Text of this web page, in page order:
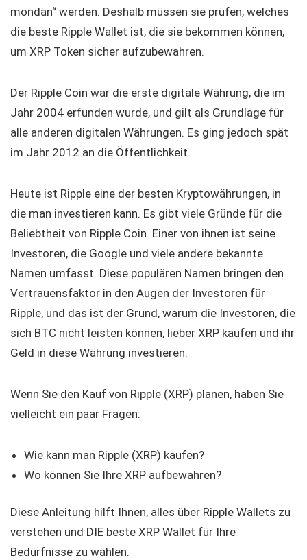
mondän“ werden. Deshalb müssen sie prüfen, welches
die beste Ripple Wallet ist, die sie bekommen können,
um XRP Token sicher aufzubewahren.
Der Ripple Coin war die erste digitale Währung, die im
Jahr 2004 erfunden wurde, und gilt als Grundlage für
alle anderen digitalen Währungen. Es ging jedoch spät
im Jahr 2012 an die Öffentlichkeit.
Heute ist Ripple eine der besten Kryptowährungen, in
die man investieren kann. Es gibt viele Gründe für die
Beliebtheit von Ripple Coin. Einer von ihnen ist seine
Investoren, die Google und viele andere bekannte
Namen umfasst. Diese populären Namen bringen den
Vertrauensfaktor in den Augen der Investoren für
Ripple, und das ist der Grund, warum die Investoren, die
sich BTC nicht leisten können, lieber XRP kaufen und ihr
Geld in diese Währung investieren.
Wenn Sie den Kauf von Ripple (XRP) planen, haben Sie
vielleicht ein paar Fragen:
Wie kann man Ripple (XRP) kaufen?
Wo können Sie Ihre XRP aufbewahren?
Diese Anleitung hilft Ihnen, alles über Ripple Wallets zu
verstehen und DIE beste XRP Wallet für Ihre
Bedürfnisse zu wählen.